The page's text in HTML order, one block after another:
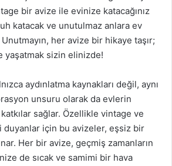
bir avize ile evinize katacağınız
katacak ve unutulmaz anlara ev
her avize bir hikaye taşır;
yaşatmak sizin elinizde!
aydınlatma kaynakları değil, aynı
unsuru olarak da evlerin
sağlar. Özellikle vintage ve
duyanlar için bu avizeler, eşsiz bir
Her bir avize, geçmiş zamanların
de sıcak ve samimi bir hava